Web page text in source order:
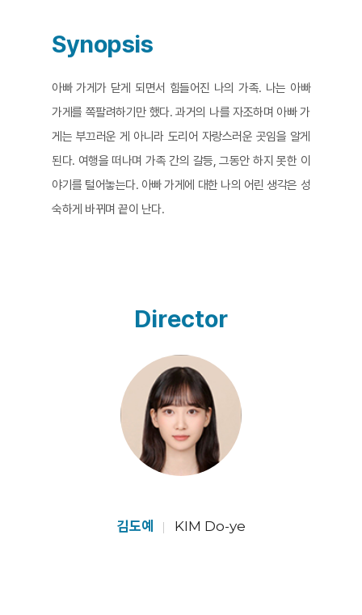
Synopsis
아빠 가게가 닫게 되면서 힘들어진 나의 가족. 나는 아빠
가게를 쪽팔려하기만 했다. 과거의 나를 자조하며 아빠 가
게는 부끄러운 게 아니라 도리어 자랑스러운 곳임을 알게
된다. 여행을 떠나며 가족 간의 갈등, 그동안 하지 못한 이
야기를 털어놓는다. 아빠 가게에 대한 나의 어린 생각은 성
숙하게 바뀌며 끝이 난다.
Director
김도예 KIM Do-ye